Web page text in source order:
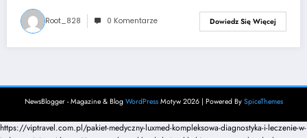
Root_828 0 Komentarze Dowiedz Się Więcej
NewsBlogger - Magazine & Blog WordPressMotyw 2026 | Powered By SpiceThemes
https://viptravel.com.pl/pakiet-medyczny-luxmed-kompleksowa-diagnostyka-i-leczenie-w-